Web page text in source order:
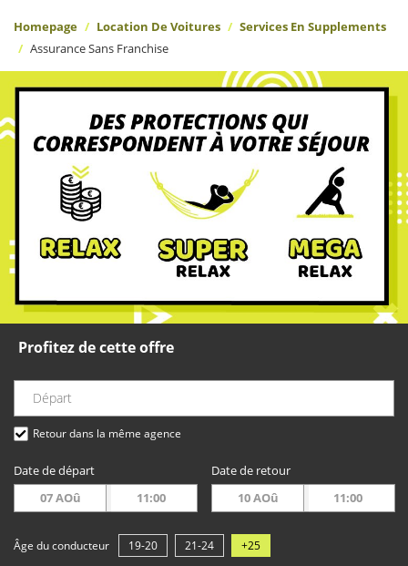
Homepage Location De Voitures
Services En Supplements
Assurance Sans Franchise
Profitez de cette offre
Retour dans la même agence
Date de départ
07 AOû
11:00
Date de retour
10 AOû
11:00
Âge du conducteur 19-20 21-24 +25